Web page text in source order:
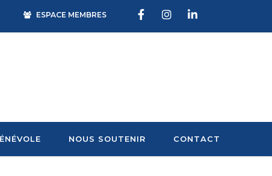
ESPACE MEMBRES
NOUS SOUTENIR CONTACT